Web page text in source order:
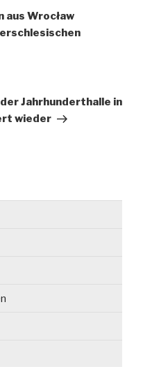
Wrocław
Jahrhunderthalle in
wieder